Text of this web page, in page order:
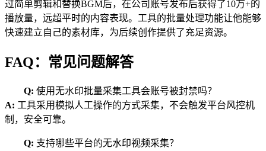
过简单剪辑和替换BGM后，在公司账号发布后获得了10万+的
播放量，远超平时的内容表现。工具的批量处理功能让他能够
快速建立自己的素材库，为后续创作提供了充足资源。
FAQ：常见问题解答
Q: 使用无水印批量采集工具会账号被封禁吗？
A: 工具采用模拟人工操作的方式采集，不会触发平台风控机
制，安全可靠。
Q: 支持哪些平台的无水印视频采集？